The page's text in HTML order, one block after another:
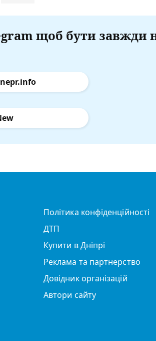
щоб бути завжди
Політика конфіденційності
ДТП
Купити в Дніпрі
Реклама та партнерство
Довідник організацій
Автори сайту